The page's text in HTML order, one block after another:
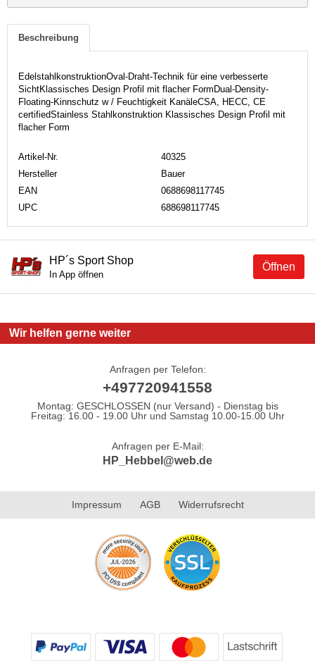
Beschreibung
EdelstahlkonstruktionOval-Draht-Technik für eine verbesserte
SichtKlassisches Design Profil mit flacher FormDual-Density-
Floating-Kinnschutz w / Feuchtigkeit KanäleCSA, HECC, CE
certifiedStainless Stahlkonstruktion Klassisches Design Profil mit
flacher Form
Artikel-Nr.
40325
Hersteller
Bauer
EAN
0688698117745
UPC
688698117745
Öffnen
HP´s Sport Shop
In App öffnen
Wir helfen gerne weiter
Anfragen per Telefon:
+497720941558
Montag: GESCHLOSSEN (nur Versand) - Dienstag bis
Freitag: 16.00 - 19.00 Uhr und Samstag 10.00-15.00 Uhr
Anfragen per E-Mail:
HP_Hebbel@web.de
Impressum AGB Widerrufsrecht